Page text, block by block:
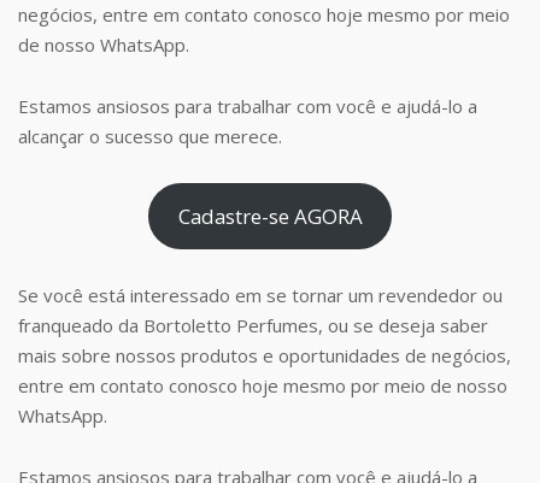
negócios, entre em contato conosco hoje mesmo por meio
de nosso WhatsApp.
Estamos ansiosos para trabalhar com você e ajudá-lo a
alcançar o sucesso que merece.
Cadastre-se AGORA
Se você está interessado em se tornar um revendedor ou
franqueado da Bortoletto Perfumes, ou se deseja saber
mais sobre nossos produtos e oportunidades de negócios,
entre em contato conosco hoje mesmo por meio de nosso
WhatsApp.
Estamos ansiosos para trabalhar com você e ajudá-lo a